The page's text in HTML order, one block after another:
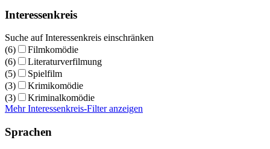
Interessenkreis
Suche auf Interessenkreis einschränken
(6)
Filmkomödie
(6)
Literaturverfilmung
(5)
Spielfilm
(3)
Krimikomödie
(3)
Kriminalkomödie
Mehr Interessenkreis-Filter anzeigen
Sprachen